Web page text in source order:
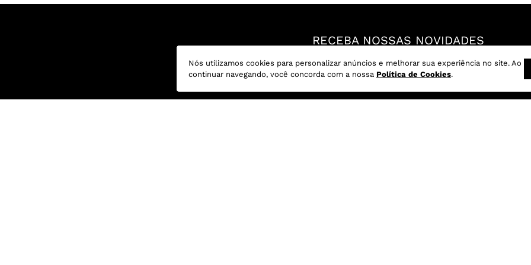
Nós utilizamos cookies para personalizar anúncios e melhorar sua experiência no site. Ao
continuar navegando, você concorda com a nossa Política de Cookies.
RECEBA NOSSAS NOVIDADES
CADASTRAR
Li e concordo com os termos de uso
G